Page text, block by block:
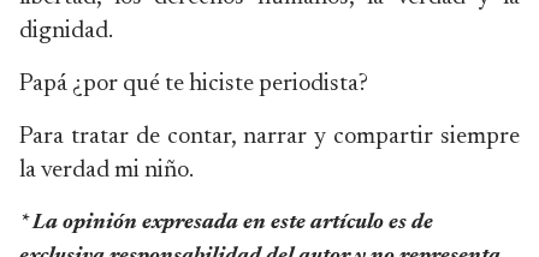
dignidad.
Papá ¿por qué te hiciste periodista?
Para tratar de contar, narrar y compartir siempre
la verdad mi niño.
* La opinión expresada en este artículo es de